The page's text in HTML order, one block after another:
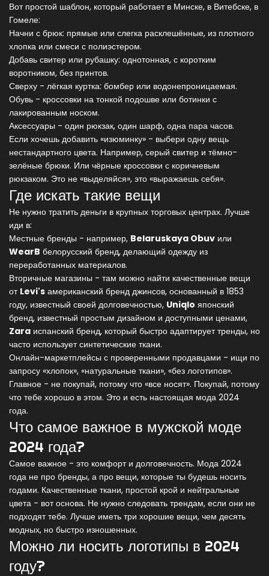
Вот простой шаблон, который работает в Минске, в Витебске, в
Гомеле:
Начни с брюк: прямые или слегка расклешённые, из плотного
хлопка или смеси с полиэстером.
Добавь свитер или рубашку: однотонная, с коротким
воротником, без принтов.
Сверху - лёгкая куртка: бомбер или водонепроницаемая.
Обувь - кроссовки на тонкой подошве или ботинки с
лакированным носком.
Аксессуары - один рюкзак, один шарф, одна пара часов.
Если хочешь добавить «изюминку» - выбери одну вещь
нестандартного цвета. Например, серый свитер и тёмно-
зелёные брюки. Или чёрные кроссовки с коричневым
рюкзаком. Это не «выделяйся», это «выражаешь себя».
Где искать такие вещи
Не нужно тратить деньги в крупных торговых центрах. Лучше
иди в:
Местные бренды - например, Belaruskaya Obuv или
WearB белорусский бренд, делающий одежду из
переработанных материалов.
Вторичные магазины - там можно найти качественные вещи
от Levi's американский бренд джинсов, основанный в 1853
году, известный своей долговечностью, Uniqlo японский
бренд, известный простым дизайном и доступными ценами,
Zara испанский бренд, который быстро адаптирует тренды, но
часто использует синтетические ткани.
Онлайн-маркетплейсы с проверенными продавцами - ищи по
запросу «хлопок», «натуральные ткани», «без логотипов».
Главное - не покупай, потому что «все носят». Покупай, потому
что тебе хорошо в этом. Это и есть настоящая мода 2024
года.
Что самое важное в мужской моде
2024 года?
Самое важное - это комфорт и долговечность. Мода 2024
года не про бренды, а про вещи, которые ты будешь носить
годами. Качественные ткани, простой крой и нейтральные
цвета - вот основа. Не нужно следовать трендам, если они не
подходят тебе. Лучше иметь три хорошие вещи, чем десять
модных, но быстро изношенных.
Можно ли носить логотипы в 2024
году?